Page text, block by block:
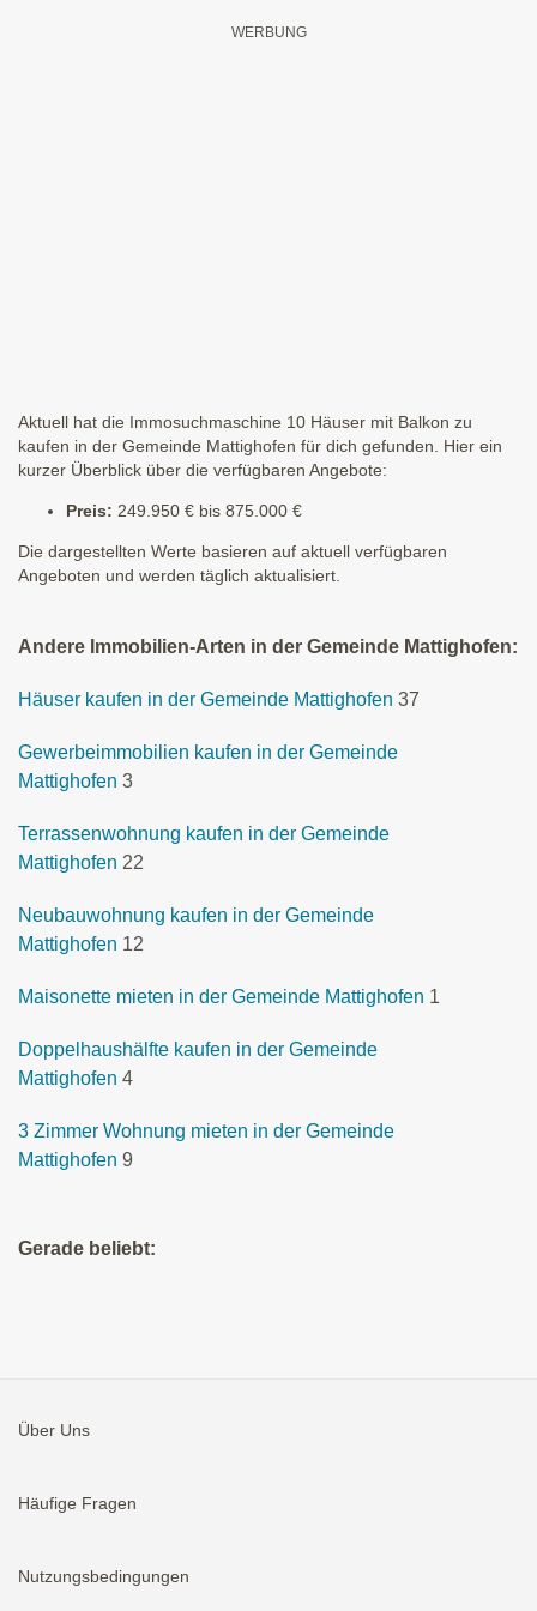
Aktuell hat die Immosuchmaschine 10 Häuser mit Balkon zu
kaufen in der Gemeinde Mattighofen für dich gefunden. Hier ein
kurzer Überblick über die verfügbaren Angebote:
Preis: 249.950 € bis 875.000 €
Die dargestellten Werte basieren auf aktuell verfügbaren
Angeboten und werden täglich aktualisiert.
Andere Immobilien-Arten in der Gemeinde Mattighofen:
Häuser kaufen in der Gemeinde Mattighofen 37
Gewerbeimmobilien kaufen in der Gemeinde
Mattighofen 3
Terrassenwohnung kaufen in der Gemeinde
Mattighofen 22
Neubauwohnung kaufen in der Gemeinde
Mattighofen 12
Maisonette mieten in der Gemeinde Mattighofen 1
Doppelhaushälfte kaufen in der Gemeinde
Mattighofen 4
3 Zimmer Wohnung mieten in der Gemeinde
Mattighofen 9
Gerade beliebt:
Über Uns
Häufige Fragen
Nutzungsbedingungen